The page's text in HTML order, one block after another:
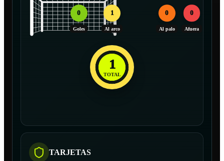
0
Goles
1
Al arco
0
Al palo
0
Afuera
1
TOTAL
TARJETAS